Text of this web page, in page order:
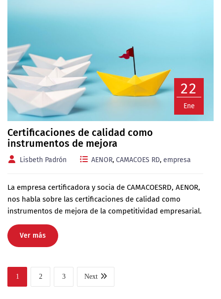
22
Ene
Certificaciones de calidad como
instrumentos de mejora
Lisbeth Padrón AENOR, CAMACOES RD, empresa
La empresa certificadora y socia de CAMACOESRD, AENOR,
nos habla sobre las certificaciones de calidad como
instrumentos de mejora de la competitividad empresarial.
Ver más
1 2 3 Next